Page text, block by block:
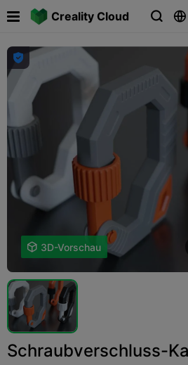
Creality Cloud  

 3D-Vorschau
Schraubverschluss-